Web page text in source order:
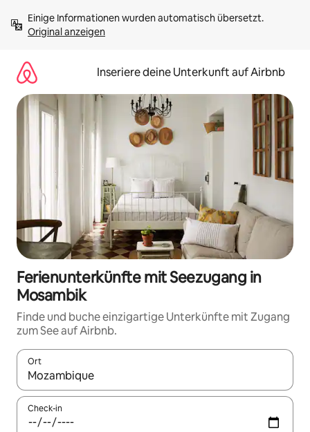
Inhalten
springenOriginal anzeigen
Inseriere deine Unterkunft auf Airbnb
Ferienunterkünfte mit Seezugang in
Mosambik
Finde und buche einzigartige Unterkünfte mit Zugang
zum See auf Airbnb.
Ort
Wenn Ergebnisse verfügbar sind, navigiere mit den
Check-in